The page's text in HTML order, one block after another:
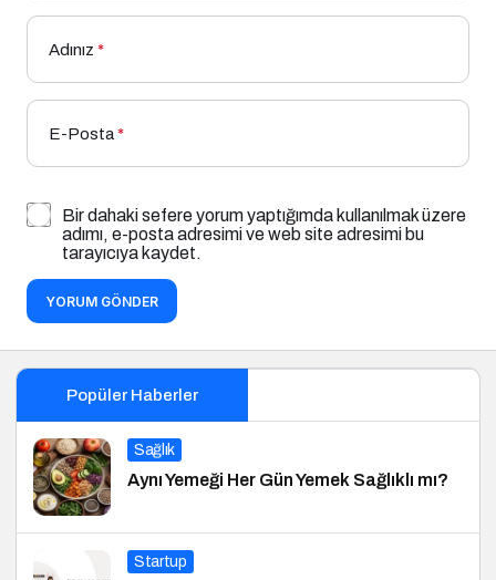
Adınız *
E-Posta*
Bir dahaki sefere yorum yaptığımda kullanılmak üzere
adımı, e-posta adresimi ve web site adresimi bu
tarayıcıya kaydet.
YORUM GÖNDER
Popüler Haberler
Sağlık
Aynı Yemeği Her Gün Yemek Sağlıklı mı?
Startup